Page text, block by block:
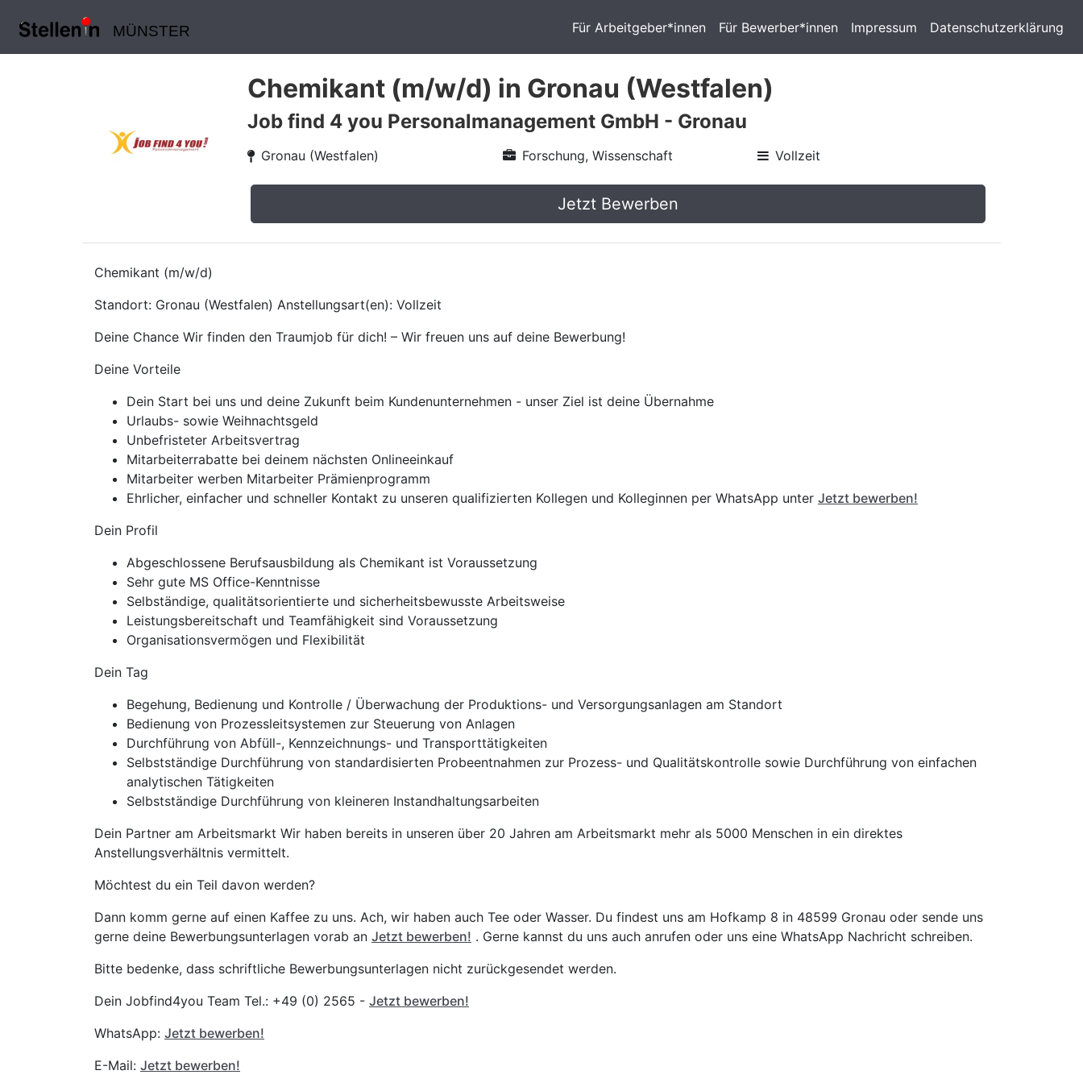
MÜNSTER Für Arbeitgeber*innen Für Bewerber*innen Impressum Datenschutzerklärung
Chemikant (m/w/d) in Gronau (Westfalen)
Job find 4 you Personalmanagement GmbH - Gronau
Gronau (Westfalen) Forschung, Wissenschaft Vollzeit
Jetzt Bewerben
Chemikant (m/w/d)
Standort: Gronau (Westfalen) Anstellungsart(en): Vollzeit
Deine Chance Wir finden den Traumjob für dich! – Wir freuen uns auf deine Bewerbung!
Deine Vorteile
Dein Start bei uns und deine Zukunft beim Kundenunternehmen - unser Ziel ist deine Übernahme
Urlaubs- sowie Weihnachtsgeld
Unbefristeter Arbeitsvertrag
Mitarbeiterrabatte bei deinem nächsten Onlineeinkauf
Mitarbeiter werben Mitarbeiter Prämienprogramm
Ehrlicher, einfacher und schneller Kontakt zu unseren qualifizierten Kollegen und Kolleginnen per WhatsApp unter Jetzt bewerben!
Dein Profil
Abgeschlossene Berufsausbildung als Chemikant ist Voraussetzung
Sehr gute MS Office-Kenntnisse
Selbständige, qualitätsorientierte und sicherheitsbewusste Arbeitsweise
Leistungsbereitschaft und Teamfähigkeit sind Voraussetzung
Organisationsvermögen und Flexibilität
Dein Tag
Begehung, Bedienung und Kontrolle / Überwachung der Produktions- und Versorgungsanlagen am Standort
Bedienung von Prozessleitsystemen zur Steuerung von Anlagen
Durchführung von Abfüll-, Kennzeichnungs- und Transporttätigkeiten
Selbstständige Durchführung von standardisierten Probeentnahmen zur Prozess- und Qualitätskontrolle sowie Durchführung von einfachen
analytischen Tätigkeiten
Selbstständige Durchführung von kleineren Instandhaltungsarbeiten
Dein Partner am Arbeitsmarkt Wir haben bereits in unseren über 20 Jahren am Arbeitsmarkt mehr als 5000 Menschen in ein direktes
Anstellungsverhältnis vermittelt.
Möchtest du ein Teil davon werden?
Dann komm gerne auf einen Kaffee zu uns. Ach, wir haben auch Tee oder Wasser. Du findest uns am Hofkamp 8 in 48599 Gronau oder sende uns
gerne deine Bewerbungsunterlagen vorab an Jetzt bewerben! . Gerne kannst du uns auch anrufen oder uns eine WhatsApp Nachricht schreiben.
Bitte bedenke, dass schriftliche Bewerbungsunterlagen nicht zurückgesendet werden.
Dein Jobfind4you Team Tel.: +49 (0) 2565 - Jetzt bewerben!
WhatsApp: Jetzt bewerben!
E-Mail: Jetzt bewerben!